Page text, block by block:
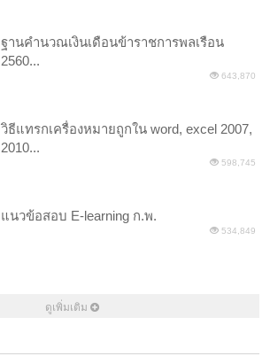
ฐานคำนวณเงินเดือนข้าราชการพลเรือน
2560...
643,870
วิธีแทรกเครื่องหมายถูกใน word, excel 2007,
2010...
598,745
แนวข้อสอบ E-learning ก.พ.
534,849
ดูเพิ่มเติม